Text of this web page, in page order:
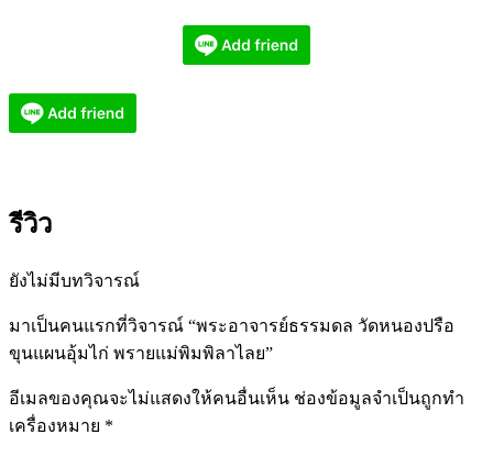
รีวิว
ยังไม่มีบทวิจารณ์
มาเป็นคนแรกที่วิจารณ์ “พระอาจารย์ธรรมดล วัดหนองปรือ
ขุนแผนอุ้มไก่ พรายแม่พิมพิลาไลย”
อีเมลของคุณจะไม่แสดงให้คนอื่นเห็น ช่องข้อมูลจำเป็นถูกทำ
เครื่องหมาย *